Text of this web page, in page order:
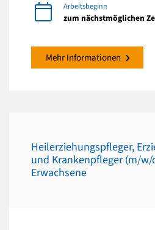
Arbeitsbeginn
zum nächstmöglichen
Mehr Informationen
Heilerziehungspfleger,
und Krankenpfleger (m/w/
Erwachsene